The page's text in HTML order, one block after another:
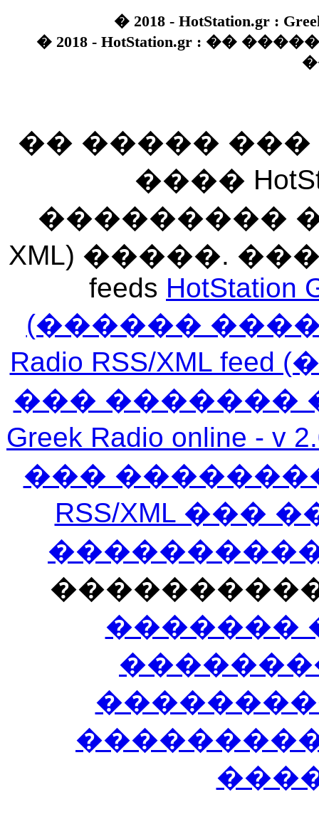
� 2018 - HotStation.gr :
� 2018 - HotStation.gr : ��
�� �����
����
��������� ���
XML) �����.
feeds HotStation
(������
Radio RSS/XML
��� �������
Greek Radio
���
RSS/XML
�������